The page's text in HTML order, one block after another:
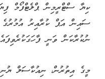
ކިޔާ ސްޓްރީމިން ޕްލެޓްފޯމް
ސައިން އަޕް ކުރާއިރު އުމުރުގެ
ނުކުރާކަން ވަނީ
މީގެ އިތުރުން، ނިއުކާސަލް